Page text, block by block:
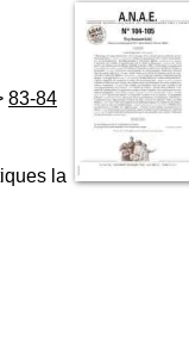
au Vendredi
12h00 13h30-16h00
37 91 54 65
+33(0)4 37 91 54 37
83-84
la